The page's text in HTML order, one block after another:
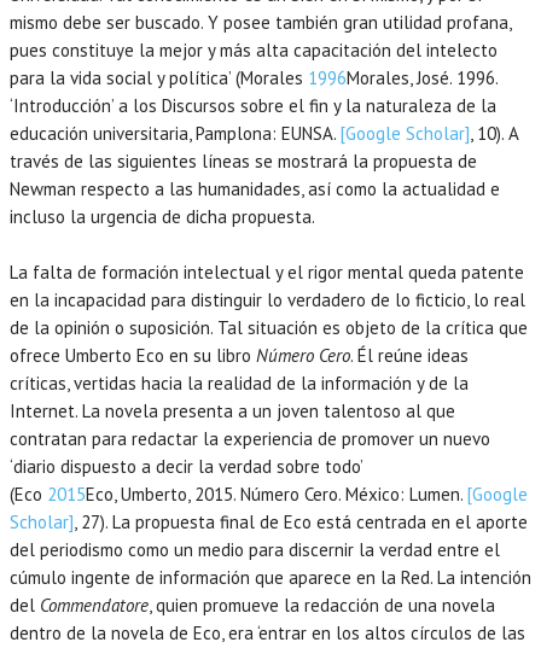
mismo debe ser buscado. Y posee también gran utilidad profana,
pues constituye la mejor y más alta capacitación del intelecto
para la vida social y política’ (Morales 1996Morales,José. 1996.
‘Introducción’ a los Discursos sobre el fin y la naturaleza de la
educación universitaria,Pamplona: EUNSA. [Google Scholar], 10). A
través de las siguientes líneas se mostrará la propuesta de
Newman respecto a las humanidades, así como la actualidad e
incluso la urgencia de dicha propuesta.
La falta de formación intelectual y el rigor mental queda patente
en la incapacidad para distinguir lo verdadero de lo ficticio, lo real
de la opinión o suposición. Tal situación es objeto de la crítica que
ofrece Umberto Eco en su libro Número Cero. Él reúne ideas
críticas, vertidas hacia la realidad de la información y de la
Internet. La novela presenta a un joven talentoso al que
contratan para redactar la experiencia de promover un nuevo
‘diario dispuesto a decir la verdad sobre todo’
(Eco 2015Eco,Umberto, 2015. Número Cero. México: Lumen. [Google
Scholar], 27). La propuesta final de Eco está centrada en el aporte
del periodismo como un medio para discernir la verdad entre el
cúmulo ingente de información que aparece en la Red. La intención
del Commendatore, quien promueve la redacción de una novela
dentro de la novela de Eco, era ‘entrar en los altos círculos de las